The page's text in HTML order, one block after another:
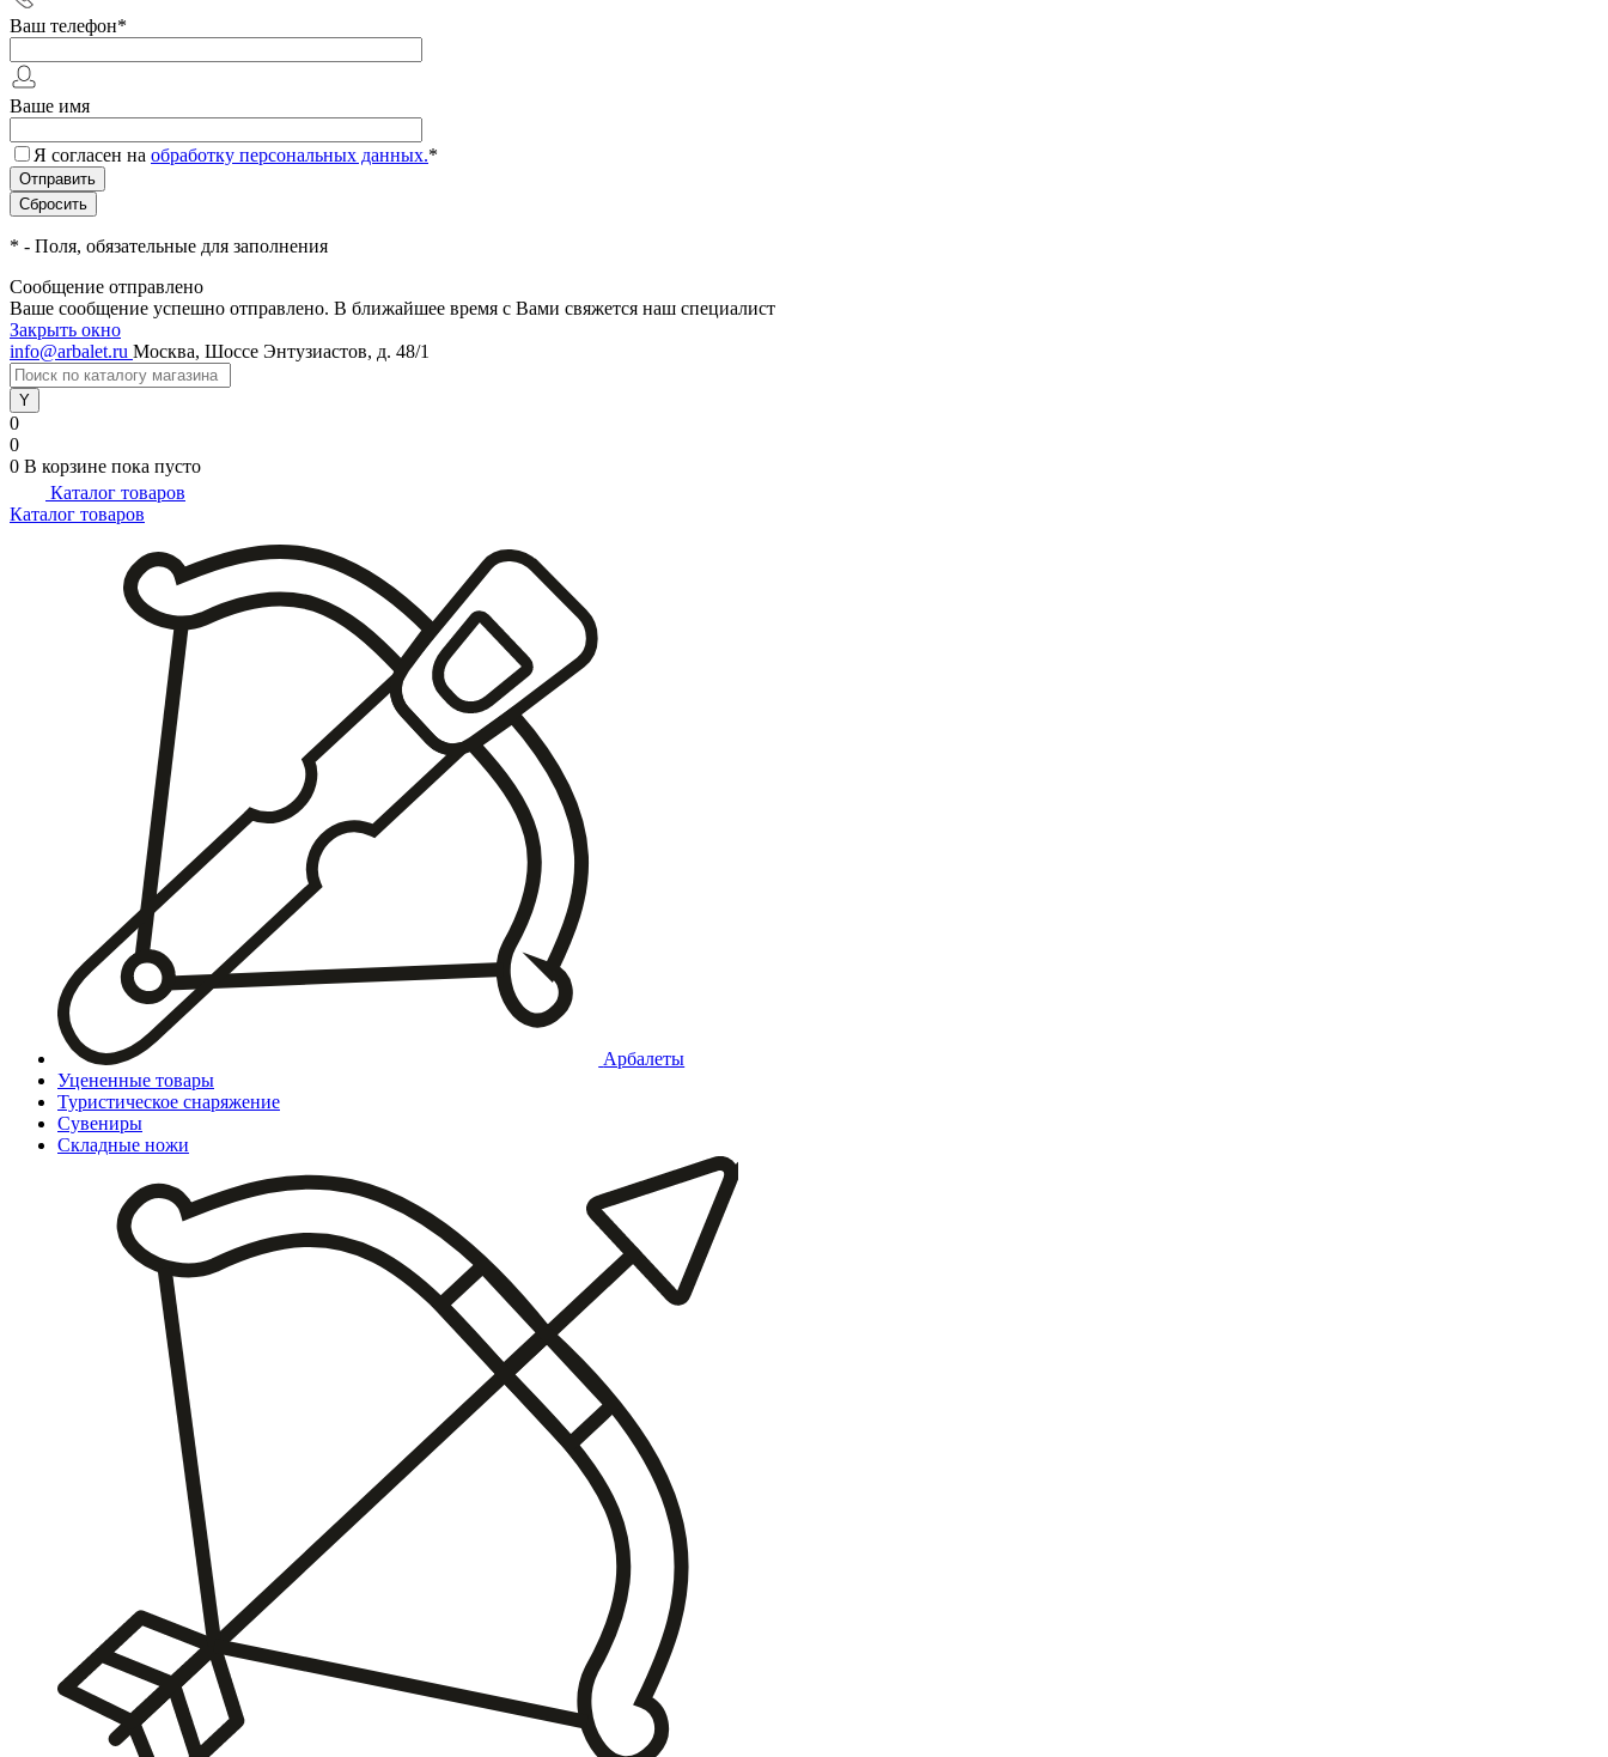
Ваш телефон*
Ваше имя
Я согласен на обработку персональных данных.*
* - Поля, обязательные для заполнения
Сообщение отправлено
Ваше сообщение успешно отправлено. В ближайшее время с Вами свяжется наш специалист
Закрыть окно
info@arbalet.ru Москва, Шоссе Энтузиастов, д. 48/1
0
0
0 В корзине пока пусто
Каталог товаров
Каталог товаров
Арбалеты
Уцененные товары
Туристическое снаряжение
Сувениры
Складные ножи